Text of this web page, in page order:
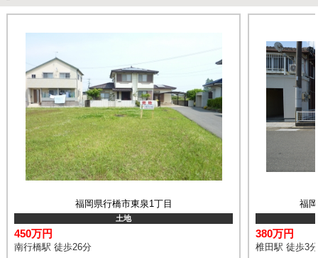
福岡県行橋市東泉1丁目
土地
450万円
南行橋駅 徒歩26分
福
380万円
椎田駅 徒歩3分